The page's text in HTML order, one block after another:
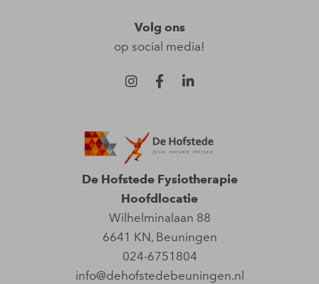
Volg ons
op social media!
De Hofstede Fysiotherapie
Hoofdlocatie
Wilhelminalaan 88
6641 KN, Beuningen
024-6751804
info@dehofstedebeuningen.nl